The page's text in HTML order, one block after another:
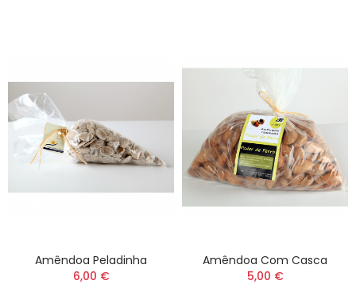
Amêndoa Peladinha
6,00 €
Amêndoa Com Casca
5,00 €